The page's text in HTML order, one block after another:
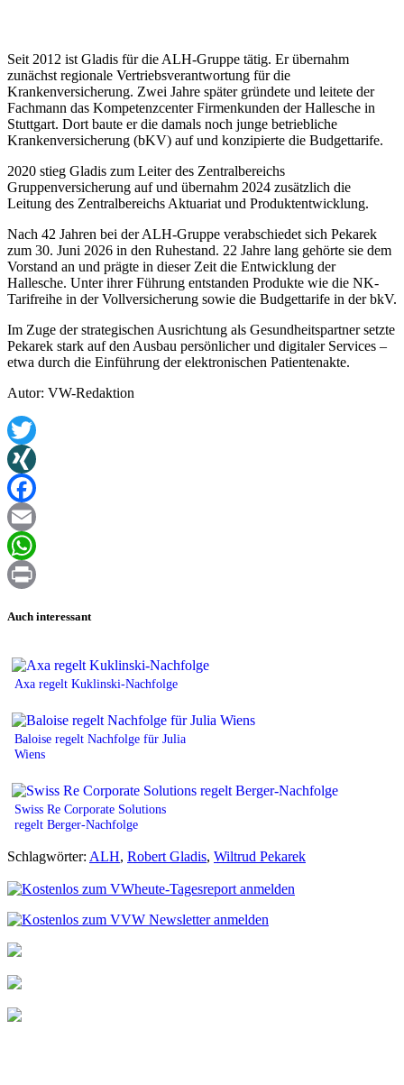
Seit 2012 ist Gladis für die ALH-Gruppe tätig. Er übernahm
zunächst regionale Vertriebsverantwortung für die
Krankenversicherung. Zwei Jahre später gründete und leitete der
Fachmann das Kompetenzcenter Firmenkunden der Hallesche in
Stuttgart. Dort baute er die damals noch junge betriebliche
Krankenversicherung (bKV) auf und konzipierte die Budgettarife.
2020 stieg Gladis zum Leiter des Zentralbereichs
Gruppenversicherung auf und übernahm 2024 zusätzlich die
Leitung des Zentralbereichs Aktuariat und Produktentwicklung.
Nach 42 Jahren bei der ALH-Gruppe verabschiedet sich Pekarek
zum 30. Juni 2026 in den Ruhestand. 22 Jahre lang gehörte sie dem
Vorstand an und prägte in dieser Zeit die Entwicklung der
Hallesche. Unter ihrer Führung entstanden Produkte wie die NK-
Tarifreihe in der Vollversicherung sowie die Budgettarife in der bkV.
Im Zuge der strategischen Ausrichtung als Gesundheitspartner setzte
Pekarek stark auf den Ausbau persönlicher und digitaler Services –
etwa durch die Einführung der elektronischen Patientenakte.
Autor: VW-Redaktion
Twitter
XING
Facebook
Email
WhatsApp
Auch interessant
Axa regelt Kuklinski-Nachfolge
Baloise regelt Nachfolge für Julia
Wiens
Swiss Re Corporate Solutions
regelt Berger-Nachfolge
Schlagwörter: ALH, Robert Gladis, Wiltrud Pekarek